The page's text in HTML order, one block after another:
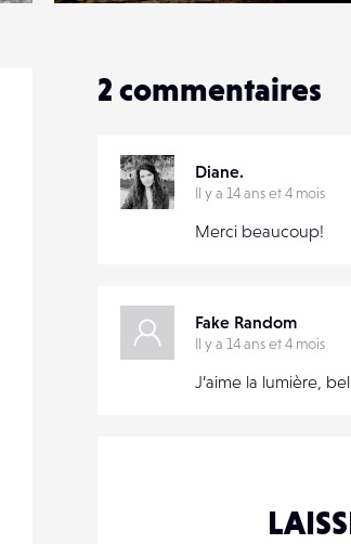
20
2 commentaires
Diane.
Il y a 14 ans et 4 mois
Merci beaucoup!
Fake Random
Il y a 14 ans et 4 mois
J’aime la lumière,